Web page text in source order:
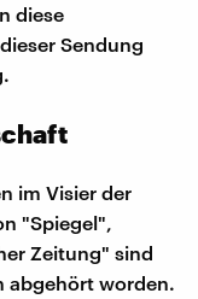
diese
Sendung
im Visier der
"Spiegel",
Zeitung" sind
abgehört worden.